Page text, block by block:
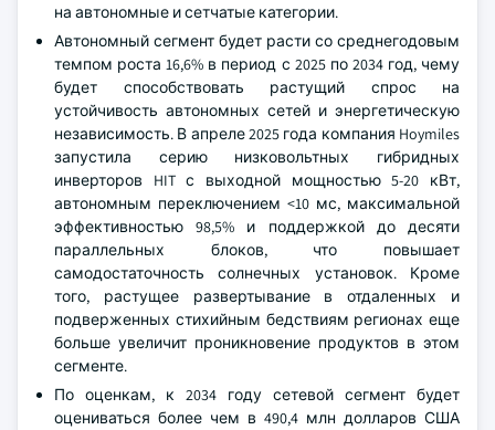
на автономные и сетчатые категории.
Автономный сегмент будет расти со среднегодовым
темпом роста 16,6% в период с 2025 по 2034 год, чему
будет способствовать растущий спрос на
устойчивость автономных сетей и энергетическую
независимость. В апреле 2025 года компания Hoymiles
запустила серию низковольтных гибридных
инверторов HIT с выходной мощностью 5-20 кВт,
автономным переключением <10 мс, максимальной
эффективностью 98,5% и поддержкой до десяти
параллельных блоков, что повышает
самодостаточность солнечных установок. Кроме
того, растущее развертывание в отдаленных и
подверженных стихийным бедствиям регионах еще
больше увеличит проникновение продуктов в этом
сегменте.
По оценкам, к 2034 году сетевой сегмент будет
оцениваться более чем в 490,4 млн долларов США